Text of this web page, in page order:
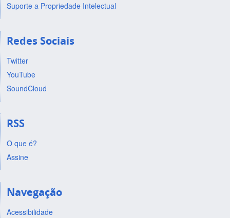
Suporte a Propriedade Intelectual
Redes Sociais
Twitter
YouTube
SoundCloud
RSS
O que é?
Assine
Navegação
Acessibilidade